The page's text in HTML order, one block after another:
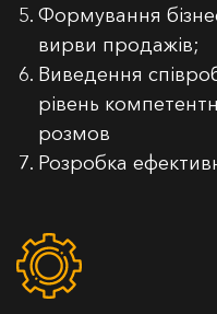
Формування
вирви продажів;
Виведення
рівень
розмов
Розробка